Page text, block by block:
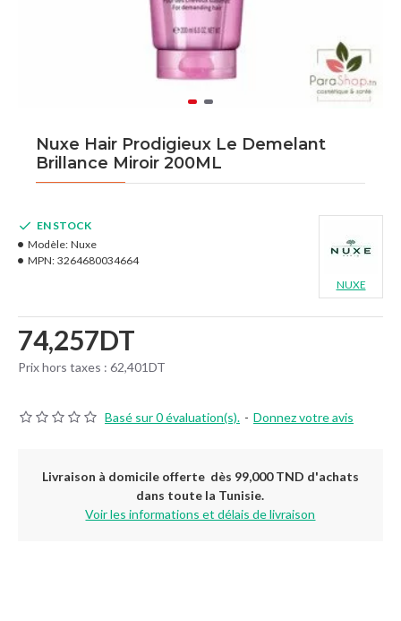
Nuxe Hair Prodigieux Le Demelant
Brillance Miroir 200ML
Basé sur 0 évaluation(s). - Donnez votre avis
74,257DT
Prix hors taxes : 62,401DT
EN STOCK
Modèle: Nuxe
MPN: 3264680034664
NUXE
Livraison à domicile offerte dès 99,000 TND d'achats
dans toute la Tunisie.
Voir les informations et délais de livraison